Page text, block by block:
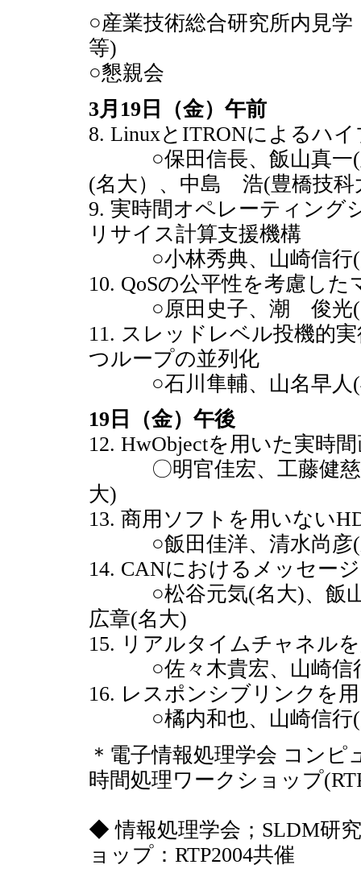
○産業技術総合研究所内見
等)
○懇親会
3月19日（金）午前
8. LinuxとITRONによるハ
○保田信長、飯山真一(
(名大）、中島 浩(豊橋技科
9. 実時間オペレーティング
リサイス計算支援機構
○小林秀典、山崎信行(
10. QoSの公平性を考慮し
○原田史子、潮 俊光(阪
11. スレッドレベル投機的
つループの並列化
○石川隼輔、山名早人(
19日（金）午後
12. HwObjectを用いた実時
〇明官佳宏、工藤健慈、
大)
13. 商用ソフトを用いない
○飯田佳洋、清水尚彦(
14. CANにおけるメッセー
○松谷元気(名大)、飯山
広章(名大)
15. リアルタイムチャネル
○佐々木貴宏、山崎信
16. レスポンシブリンクを
○橘内和也、山崎信行(
＊電子情報処理学会 コンピ
時間処理ワークショップ
◆ 情報処理学会；SLDM研
ョップ：RTP2004共催